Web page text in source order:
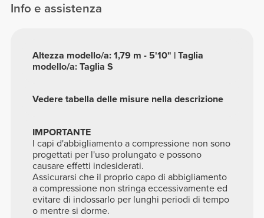
Info e assistenza
IMPORTANTE
I capi d'abbigliamento a compressione non sono
progettati per l'uso prolungato e possono
causare effetti indesiderati.
Assicurarsi che il proprio capo di abbigliamento
a compressione non stringa eccessivamente ed
evitare di indossarlo per lunghi periodi di tempo
o mentre si dorme.
Vedere tabella delle misure nella descrizione
Altezza modello/a: 1,79 m - 5'10" | Taglia
modello/a: Taglia S